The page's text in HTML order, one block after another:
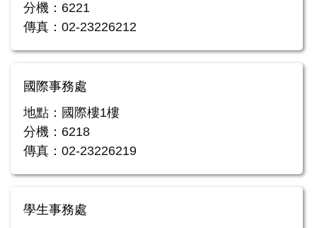
分機：6221
傳真：02-23226212
國際事務處
地點：國際樓1樓
分機：6218
傳真：02-23226219
學生事務處